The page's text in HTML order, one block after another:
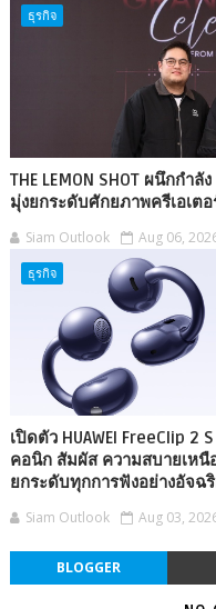
ธุรกิจ
THE LEMON SHOT ผนึกกำลั
มุ่งยกระดับศักยภาพครีเอเต
Siam Outlook Aug 06,
ธุรกิจ
เปิดตัว HUAWEI FreeClip
คอนิก สัมผัส ความสบายเห
ยกระดับทุกการฟังอย่างอัจฉ
Siam Outlook Aug 03,
BLOGGER